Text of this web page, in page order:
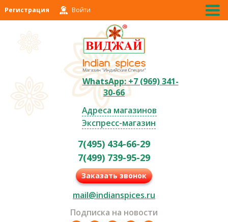
Регистрация Войти
WhatsApp: +7 (969) 341-
30-66
Адреса магазинов
Экспресс-магазин
7(495) 434-66-29
7(499) 739-95-29
Заказать звонок
mail@indianspices.ru
Подписка на новости